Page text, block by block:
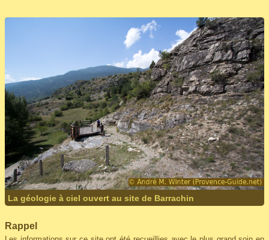
La géologie à ciel ouvert au site de Barrachin
Rappel